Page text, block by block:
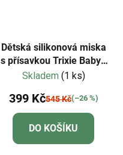
Dětská silikonová miska
s přísavkou Trixie Baby -
Mrs. Cat
Skladem (1 ks)
399 Kč545 Kč(–26 %)
DO KOŠÍKU